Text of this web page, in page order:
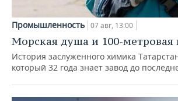
Промышленность 07 авг, 13:00
Морская душа и 100-метровая
История заслуженного химика
который 32 года знает завод до